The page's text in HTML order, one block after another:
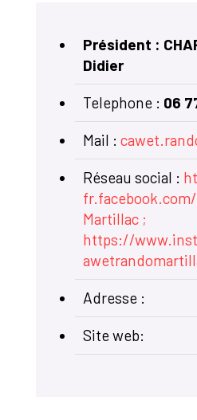
Président :
Didier
Telephone : 06
Mail :
Réseau social :
Martillac ;
https://
Adresse :
Site web: